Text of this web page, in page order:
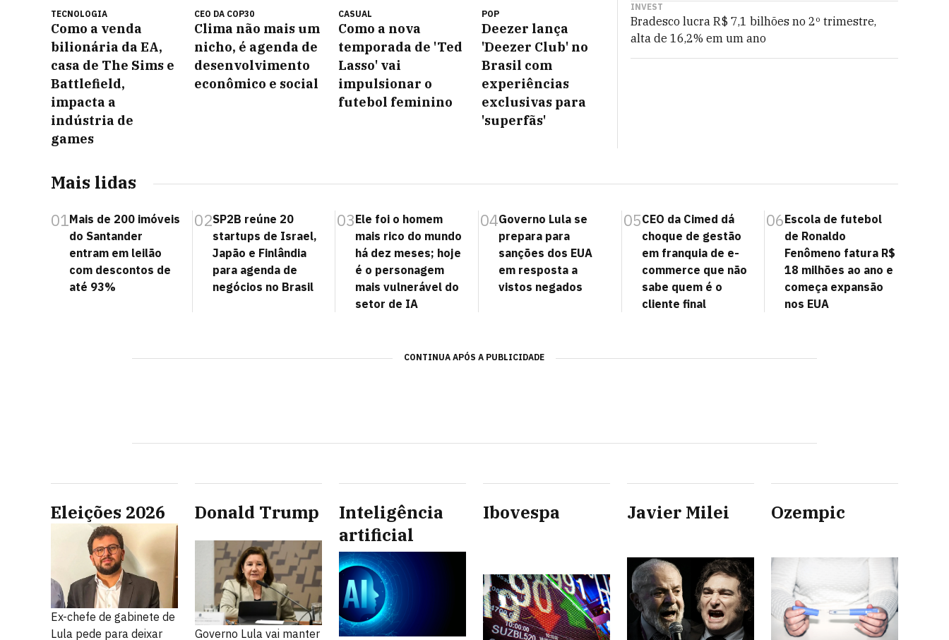
TECNOLOGIA
Como a venda
bilionária da EA,
casa de The Sims e
Battlefield,
impacta a
indústria de
games
CEO DA COP30
Clima não mais um
nicho, é agenda de
desenvolvimento
econômico e social
CASUAL
Como a nova
temporada de 'Ted
Lasso' vai
impulsionar o
futebol feminino
POP
Deezer lança
'Deezer Club' no
Brasil com
experiências
exclusivas para
'superfãs'
INVEST
Bradesco lucra R$ 7,1 bilhões no 2º trimestre,
alta de 16,2% em um ano
Mais lidas
01Mais de 200 imóveis
do Santander
entram em leilão
com descontos de
até 93%
02SP2B reúne 20
startups de Israel,
Japão e Finlândia
para agenda de
negócios no Brasil
03Ele foi o homem
mais rico do mundo
há dez meses; hoje
é o personagem
mais vulnerável do
setor de IA
04Governo Lula se
prepara para
sanções dos EUA
em resposta a
vistos negados
05CEO da Cimed dá
choque de gestão
em franquia de e-
commerce que não
sabe quem é o
cliente final
06Escola de futebol
de Ronaldo
Fenômeno fatura R$
18 milhões ao ano e
começa expansão
nos EUA
CONTINUA APÓS A PUBLICIDADE
Eleições 2026
Ex-chefe de gabinete de
Lula pede para deixar
Donald Trump
Governo Lula vai manter
Inteligência
artificial
Ibovespa Javier Milei Ozempic